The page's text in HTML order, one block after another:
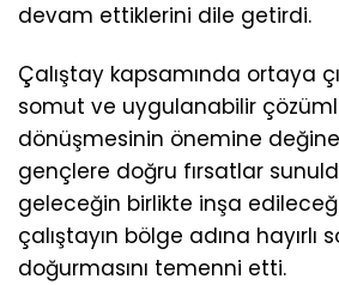
devam ettiklerini dile getirdi.
Çalıştay kapsamında ortaya
somut ve uygulanabilir
dönüşmesinin önemine
gençlere doğru fırsatlar
geleceğin birlikte inşa
çalıştayın bölge adına hayırlı
doğurmasını temenni etti.